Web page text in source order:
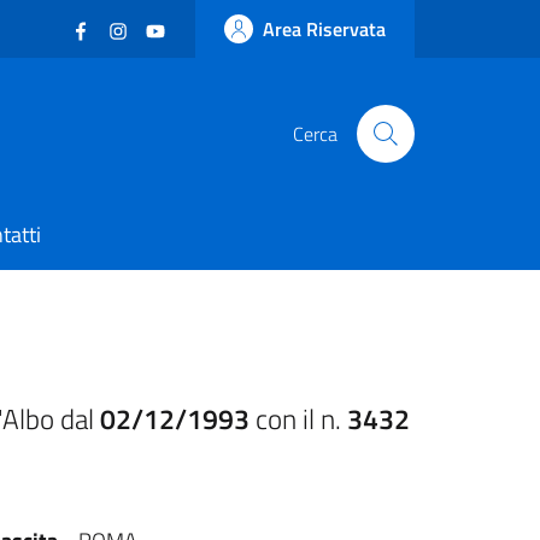
Facebook
(nuova scheda - new tab)
Instagram
(nuova scheda - new tab)
YouTube
(nuova scheda - new tab)
Area Riservata
Cerca
dal02/12/1993 con il n. 3432